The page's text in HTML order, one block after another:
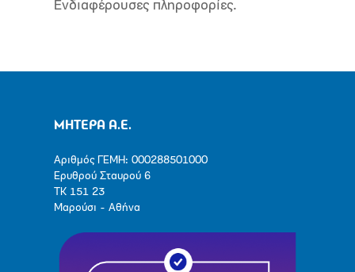
Ενδιαφέρουσες πληροφορίες.
ΜΗΤΕΡΑ Α.Ε.
Αριθμός ΓΕΜΗ: 000288501000
Ερυθρού Σταυρού 6
ΤΚ 151 23
Μαρούσι - Αθήνα